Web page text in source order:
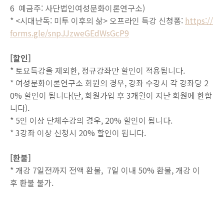
6 예금주: 사단법인여성문화이론연구소)
* <시대난독: 미투 이후의 삶> 오프라인 특강 신청폼: https://
forms.gle/snpJJzweGEdWsGcP9
[할인]
* 토요특강을 제외한, 정규강좌만 할인이 적용됩니다.
* 여성문화이론연구소 회원의 경우, 강좌 수강시 각 강좌당 2
0% 할인이 됩니다(단, 회원가입 후 3개월이 지난 회원에 한합
니다).
* 5인 이상 단체수강의 경우, 20% 할인이 됩니다.
* 3강좌 이상 신청시 20% 할인이 됩니다.
[환불]
* 개강 7일전까지 전액 환불, 7일 이내 50% 환불, 개강 이
후 환불 불가.